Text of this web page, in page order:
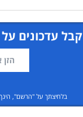
קבל עדכונים
בלחיצתך על "הרשם",